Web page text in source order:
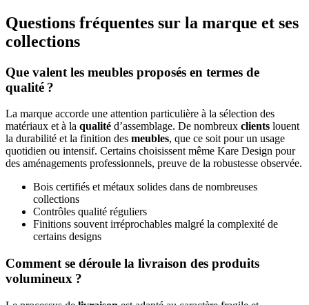
Questions fréquentes sur la marque et ses
collections
Que valent les meubles proposés en termes de
qualité ?
La marque accorde une attention particulière à la sélection des
matériaux et à la qualité d’assemblage. De nombreux clients louent
la durabilité et la finition des meubles, que ce soit pour un usage
quotidien ou intensif. Certains choisissent même Kare Design pour
des aménagements professionnels, preuve de la robustesse observée.
Bois certifiés et métaux solides dans de nombreuses
collections
Contrôles qualité réguliers
Finitions souvent irréprochables malgré la complexité de
certains designs
Comment se déroule la livraison des produits
volumineux ?